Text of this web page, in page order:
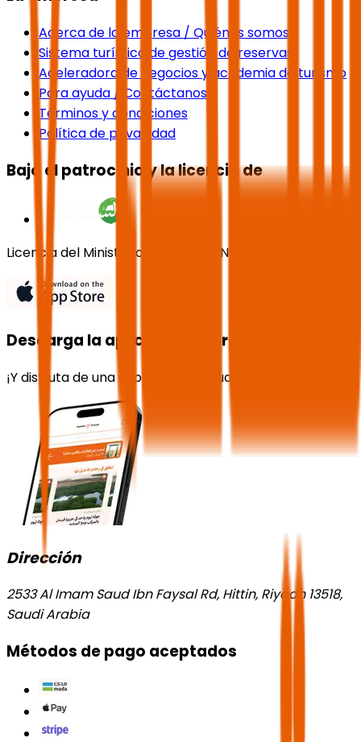
Acerca de la empresa / Quiénes somos
Sistema turístico de gestión de reservas
Aceleradora de negocios y academia de turismo
Para ayuda / Contáctanos
Términos y condiciones
Política de privacidad
Bajo el patrocinio y la licencia de
Licencia del Ministerio de Turismo No. 73102191
Descarga la aplicación ahora
¡Y disfruta de una experiencia inigualable!
Dirección
2533 Al Imam Saud Ibn Faysal Rd, Hittin, Riyadh 13518,
Saudi Arabia
Métodos de pago aceptados